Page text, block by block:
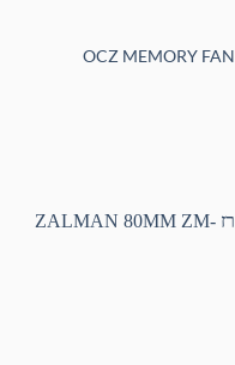
מאורר איכותי לזיכרון – OCZ MEMORY FAN